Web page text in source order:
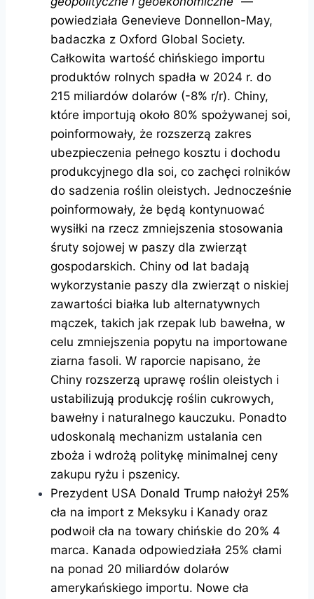
powiedziała Genevieve Donnellon-May,
badaczka z Oxford Global Society.
Całkowita wartość chińskiego importu
produktów rolnych spadła w 2024 r. do
215 miliardów dolarów (-8% r/r). Chiny,
które importują około 80% spożywanej soi,
poinformowały, że rozszerzą zakres
ubezpieczenia pełnego kosztu i dochodu
produkcyjnego dla soi, co zachęci rolników
do sadzenia roślin oleistych. Jednocześnie
poinformowały, że będą kontynuować
wysiłki na rzecz zmniejszenia stosowania
śruty sojowej w paszy dla zwierząt
gospodarskich. Chiny od lat badają
wykorzystanie paszy dla zwierząt o niskiej
zawartości białka lub alternatywnych
mączek, takich jak rzepak lub bawełna, w
celu zmniejszenia popytu na importowane
ziarna fasoli. W raporcie napisano, że
Chiny rozszerzą uprawę roślin oleistych i
ustabilizują produkcję roślin cukrowych,
bawełny i naturalnego kauczuku. Ponadto
udoskonalą mechanizm ustalania cen
zboża i wdrożą politykę minimalnej ceny
zakupu ryżu i pszenicy.
Prezydent USA Donald Trump nałożył 25%
cła na import z Meksyku i Kanady oraz
podwoił cła na towary chińskie do 20% 4
marca. Kanada odpowiedziała 25% cłami
na ponad 20 miliardów dolarów
amerykańskiego importu. Nowe cła